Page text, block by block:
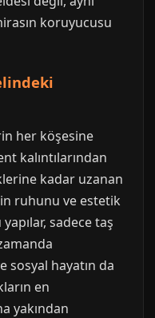
koruyucusu
her köşesine
kalıntılarından
kadar uzanan
ruhunu ve estetik
yapılar, sadece taş
sosyal hayatın da
en
yakından